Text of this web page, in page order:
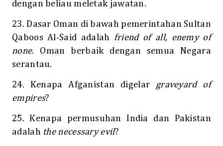
dengan beliau meletak jawatan.
23. Dasar Oman di bawah pemerintahan Sultan
Qaboos Al-Said adalah friend of all, enemy of
none. Oman berbaik dengan semua Negara
serantau.
24. Kenapa Afganistan digelar graveyard of
empires?
25. Kenapa permusuhan India dan Pakistan
adalah the necessary evil?